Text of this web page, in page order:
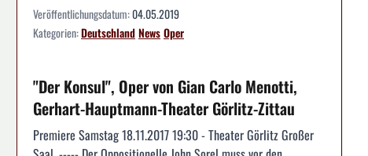
Veröffentlichungsdatum:04.05.2019
Kategorien:DeutschlandNewsOper
"Der Konsul", Oper von Gian Carlo Menotti,
Gerhart-Hauptmann-Theater Görlitz-Zittau
Premiere Samstag 18.11.2017 19:30 - Theater Görlitz Großer